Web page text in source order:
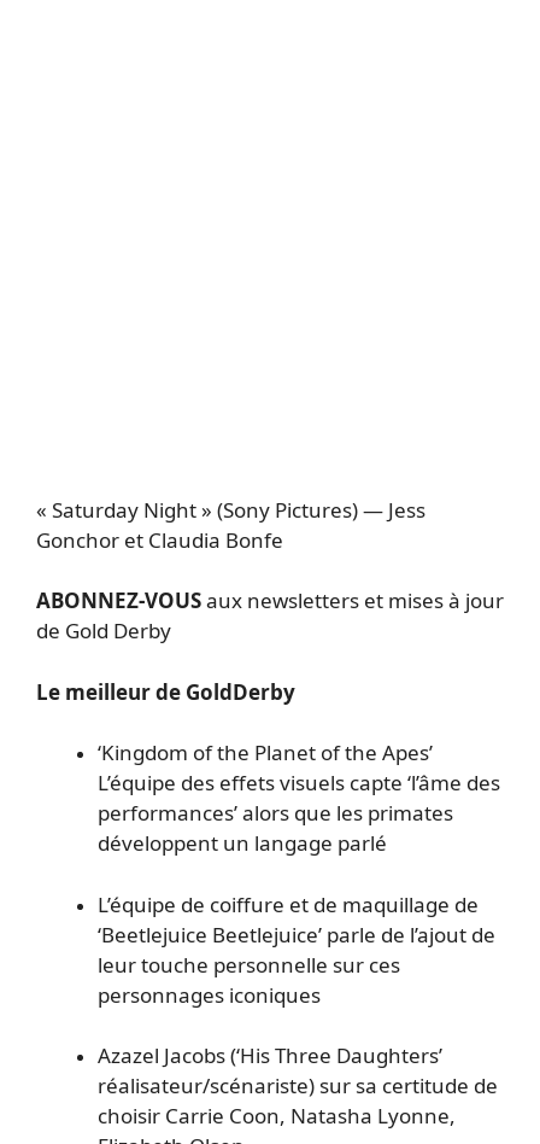
« Saturday Night » (Sony Pictures) — Jess
Gonchor et Claudia Bonfe
ABONNEZ-VOUSaux newsletters et mises à jour
de Gold Derby
Le meilleur de GoldDerby
‘Kingdom of the Planet of the Apes’
L’équipe des effets visuels capte ‘l’âme des
performances’ alors que les primates
développent un langage parlé
L’équipe de coiffure et de maquillage de
‘Beetlejuice Beetlejuice’ parle de l’ajout de
leur touche personnelle sur ces
personnages iconiques
Azazel Jacobs (‘His Three Daughters’
réalisateur/scénariste) sur sa certitude de
choisir Carrie Coon, Natasha Lyonne,